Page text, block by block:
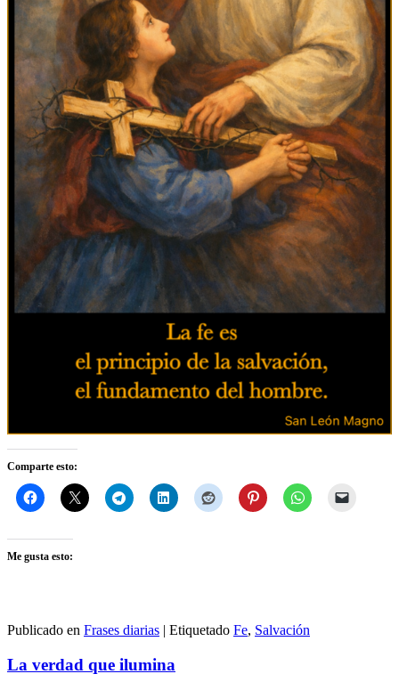
Comparte esto:
Me gusta esto:
Publicado en Frases diarias Etiquetado Fe, Salvación
La verdad que ilumina